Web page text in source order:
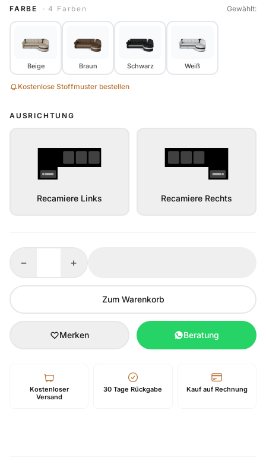
FARBE · 4 Farben Gewählt:
Beige Braun Schwarz Weiß
Kostenlose Stoffmuster bestellen
AUSRICHTUNG
Recamiere Links Recamiere Rechts
− +
Zum Warenkorb
Merken Beratung
Kostenloser
Versand
30 Tage Rückgabe Kauf auf Rechnung